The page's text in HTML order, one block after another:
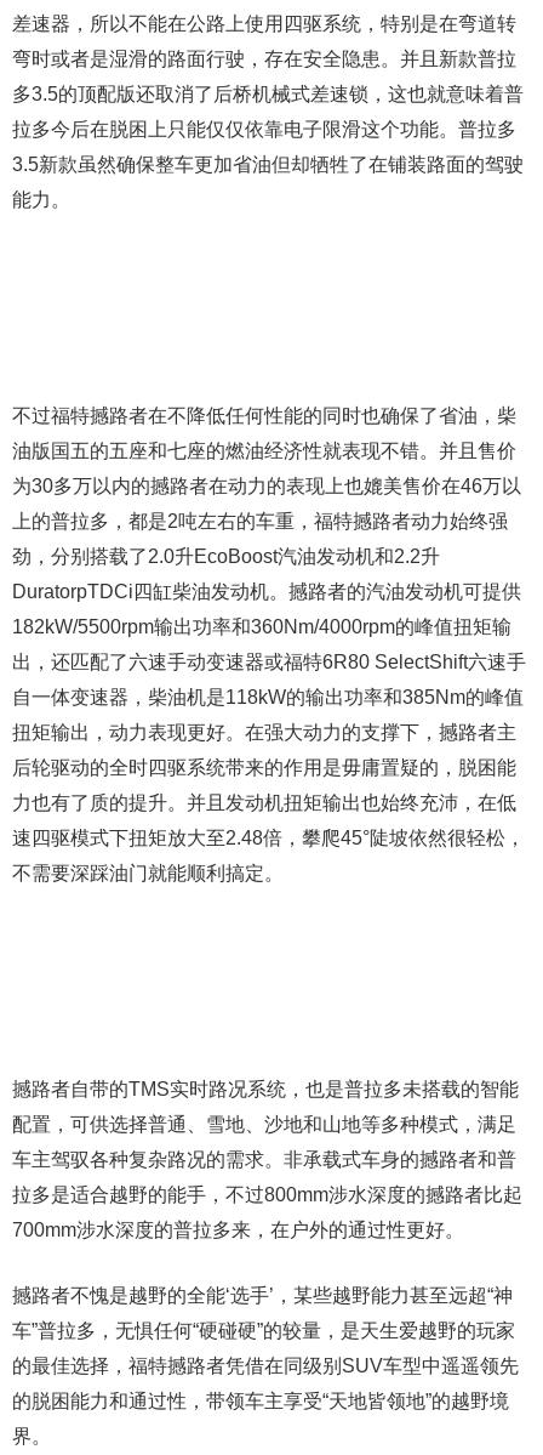
差速器，所以不能在公路上使用四驱系统，特别是在弯道转
弯时或者是湿滑的路面行驶，存在安全隐患。并且新款普拉
多3.5的顶配版还取消了后桥机械式差速锁，这也就意味着普
拉多今后在脱困上只能仅仅依靠电子限滑这个功能。普拉多
3.5新款虽然确保整车更加省油但却牺牲了在铺装路面的驾驶
能力。
不过福特撼路者在不降低任何性能的同时也确保了省油，柴
油版国五的五座和七座的燃油经济性就表现不错。并且售价
为30多万以内的撼路者在动力的表现上也媲美售价在46万以
上的普拉多，都是2吨左右的车重，福特撼路者动力始终强
劲，分别搭载了2.0升EcoBoost汽油发动机和2.2升
DuratorpTDCi四缸柴油发动机。撼路者的汽油发动机可提供
182kW/5500rpm输出功率和360Nm/4000rpm的峰值扭矩输
出，还匹配了六速手动变速器或福特6R80 SelectShift六速手
自一体变速器，柴油机是118kW的输出功率和385Nm的峰值
扭矩输出，动力表现更好。在强大动力的支撑下，撼路者主
后轮驱动的全时四驱系统带来的作用是毋庸置疑的，脱困能
力也有了质的提升。并且发动机扭矩输出也始终充沛，在低
速四驱模式下扭矩放大至2.48倍，攀爬45°陡坡依然很轻松，
不需要深踩油门就能顺利搞定。
撼路者自带的TMS实时路况系统，也是普拉多未搭载的智能
配置，可供选择普通、雪地、沙地和山地等多种模式，满足
车主驾驭各种复杂路况的需求。非承载式车身的撼路者和普
拉多是适合越野的能手，不过800mm涉水深度的撼路者比起
700mm涉水深度的普拉多来，在户外的通过性更好。
撼路者不愧是越野的全能‘选手’，某些越野能力甚至远超“神
车”普拉多，无惧任何“硬碰硬”的较量，是天生爱越野的玩家
的最佳选择，福特撼路者凭借在同级别SUV车型中遥遥领先
的脱困能力和通过性，带领车主享受“天地皆领地”的越野境
界。